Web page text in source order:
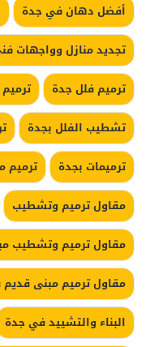
أفضل دهان في جدة
تجديد منازل وواجهات
ترميم فلل جدة
تشطيب الفلل بجدة
ترميمات بجدة
ترميم
مقاول ترميم وتشطيب
مقاول ترميم وتشطيب
مقاول ترميم مبنى
البناء والتشييد في جدة